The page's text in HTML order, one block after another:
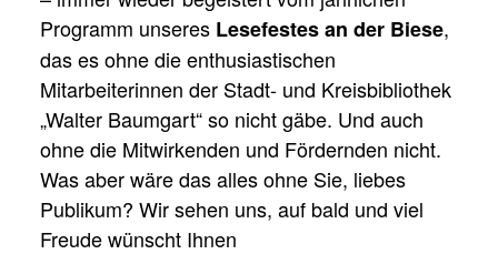
Programm unseres Lesefestes an der Biese,
das es ohne die enthusiastischen
Mitarbeiterinnen der Stadt- und Kreisbibliothek
„Walter Baumgart“ so nicht gäbe. Und auch
ohne die Mitwirkenden und Fördernden nicht.
Was aber wäre das alles ohne Sie, liebes
Publikum? Wir sehen uns, auf bald und viel
Freude wünscht Ihnen